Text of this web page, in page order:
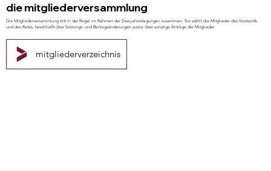
die mitgliederversammlung
Die Mitgliederversammlung tritt in der Regel im Rahmen der Zweijahrestagungen zusammen. Sie wählt die Mitglieder des Vorstands
und des Rates, beschließt über Satzungs- und Beitragsänderungen sowie über sonstige Anträge der Mitglieder.
mitgliederverzeichnis